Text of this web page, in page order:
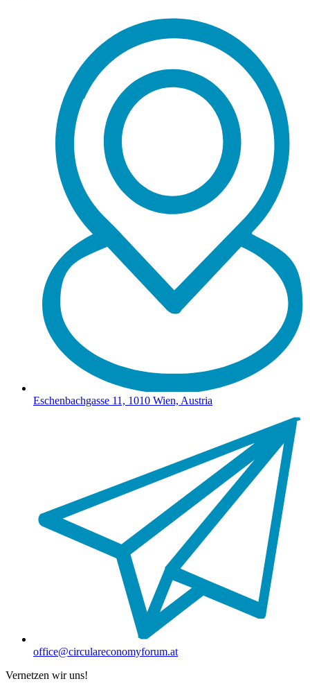
Eschenbachgasse 11, 1010 Wien, Austria
office@circulareconomyforum.at
Vernetzen wir uns!